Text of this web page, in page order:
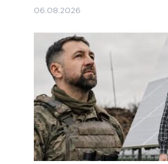
06.08.2026